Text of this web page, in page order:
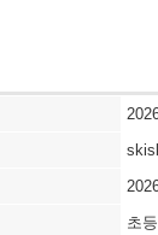
초